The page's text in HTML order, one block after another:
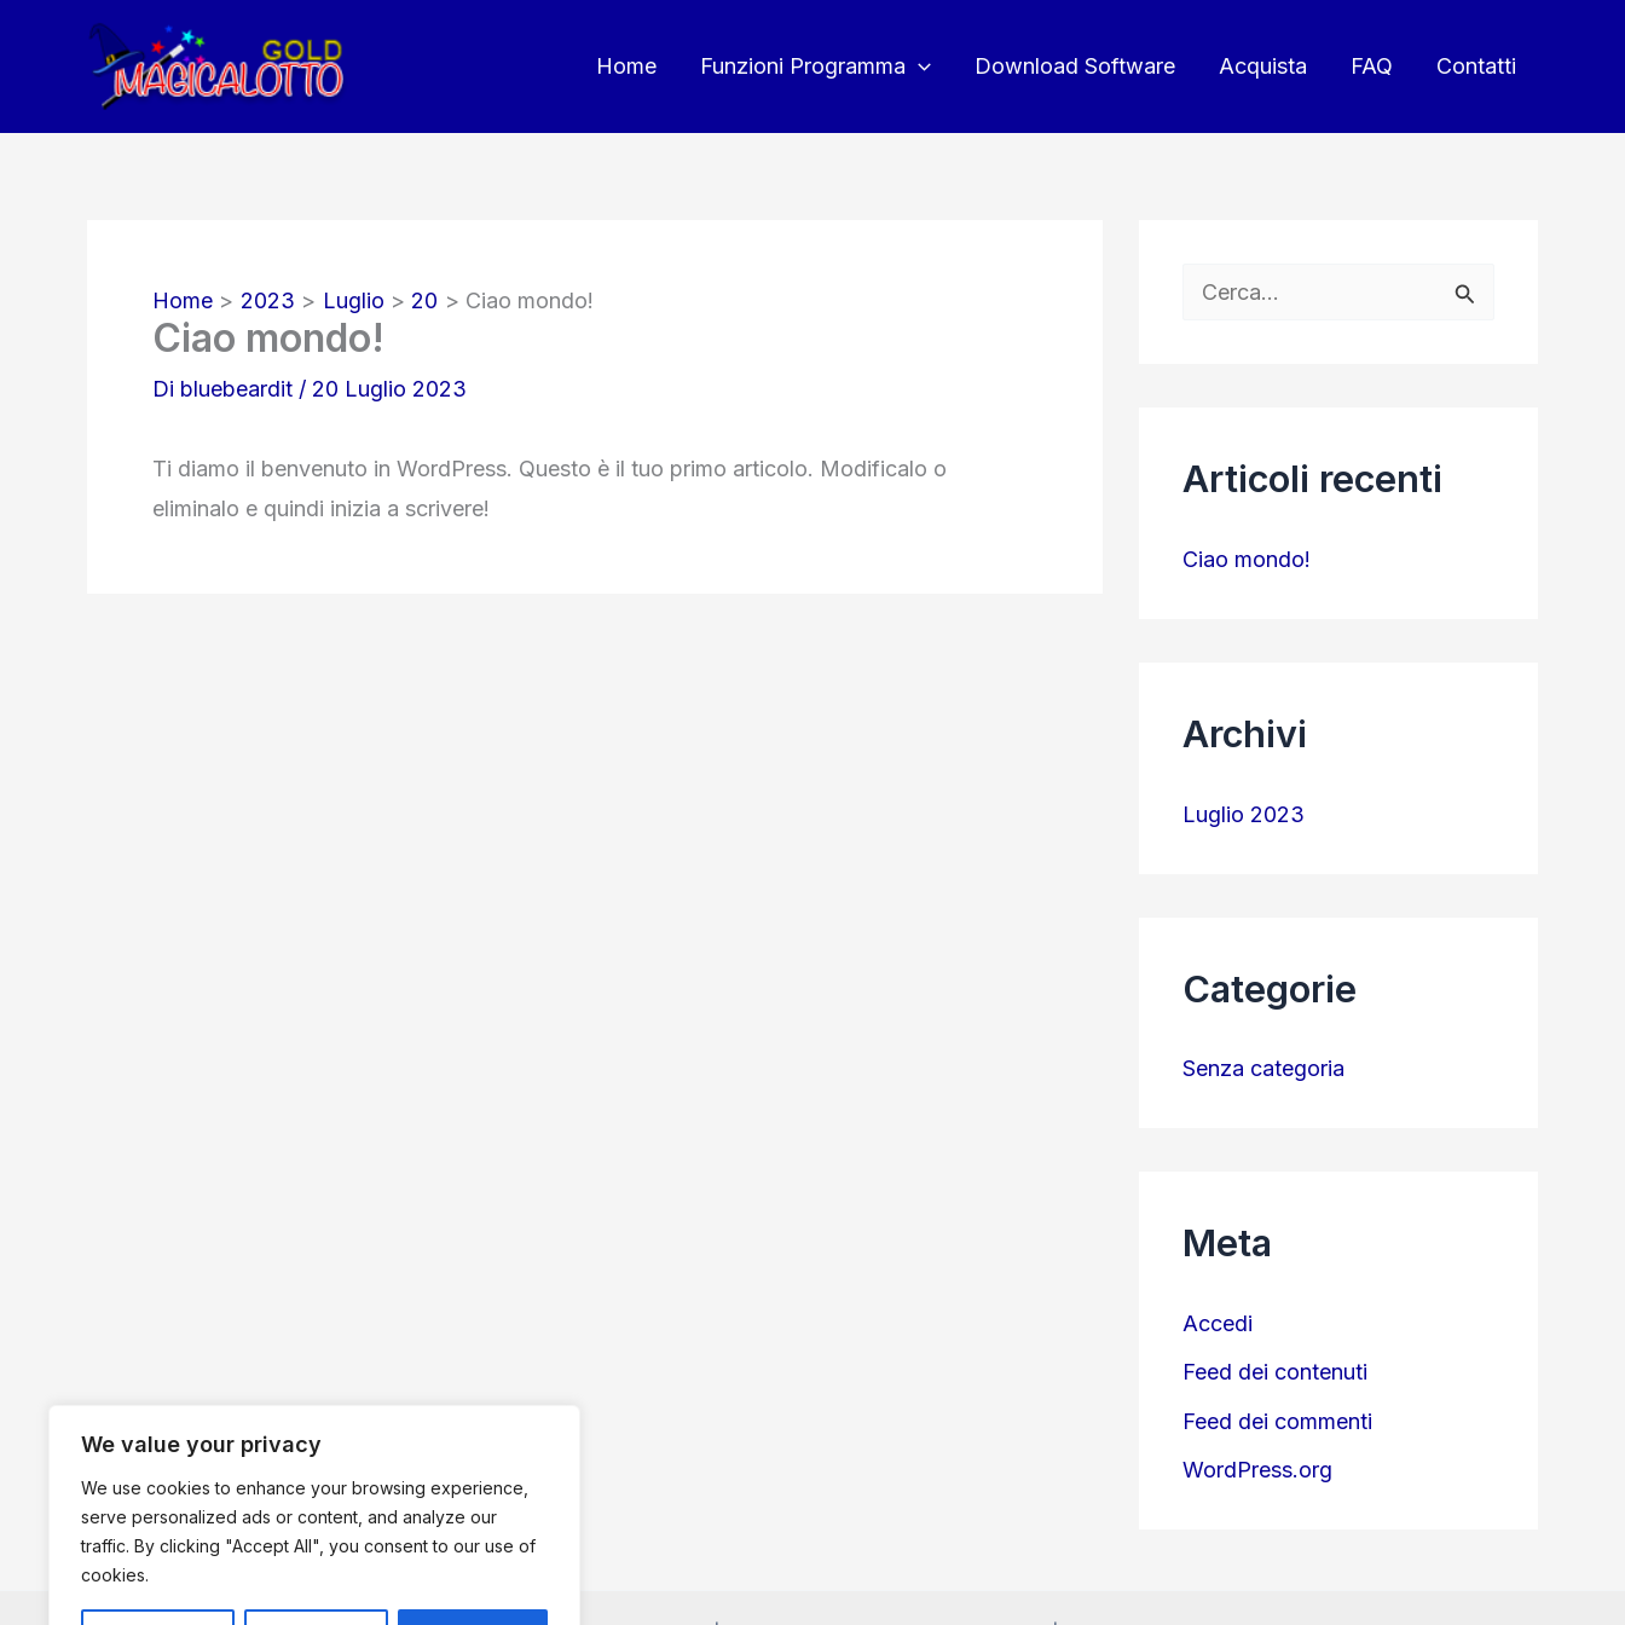
We value your privacy
We use cookies to enhance your browsing experience,
serve personalized ads or content, and analyze our
traffic. By clicking "Accept All", you consent to our use of
cookies.
Home Funzioni Programma Download Software Acquista FAQ Contatti
Home 2023 Luglio 20 Ciao mondo!
Ciao mondo!
Di bluebeardit / 20 Luglio 2023
Ti diamo il benvenuto in WordPress. Questo è il tuo primo articolo. Modificalo o
eliminalo e quindi inizia a scrivere!
Articoli recenti
Ciao mondo!
Archivi
Luglio 2023
Categorie
Senza categoria
Meta
Accedi
Feed dei contenuti
Feed dei commenti
WordPress.org